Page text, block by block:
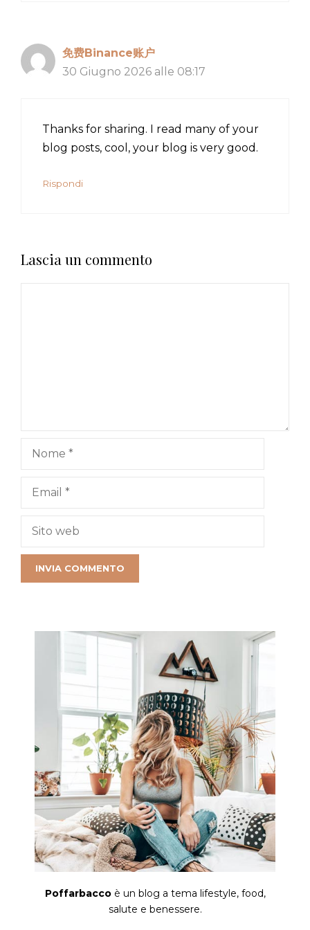
免费Binance账户
30 Giugno 2026 alle 08:17
Thanks for sharing. I read many of your
blog posts, cool, your blog is very good.
Rispondi
Lascia un commento
Nome
Email
Sito
Poffarbaccoè un blog a tema lifestyle, food,
salute e benessere.